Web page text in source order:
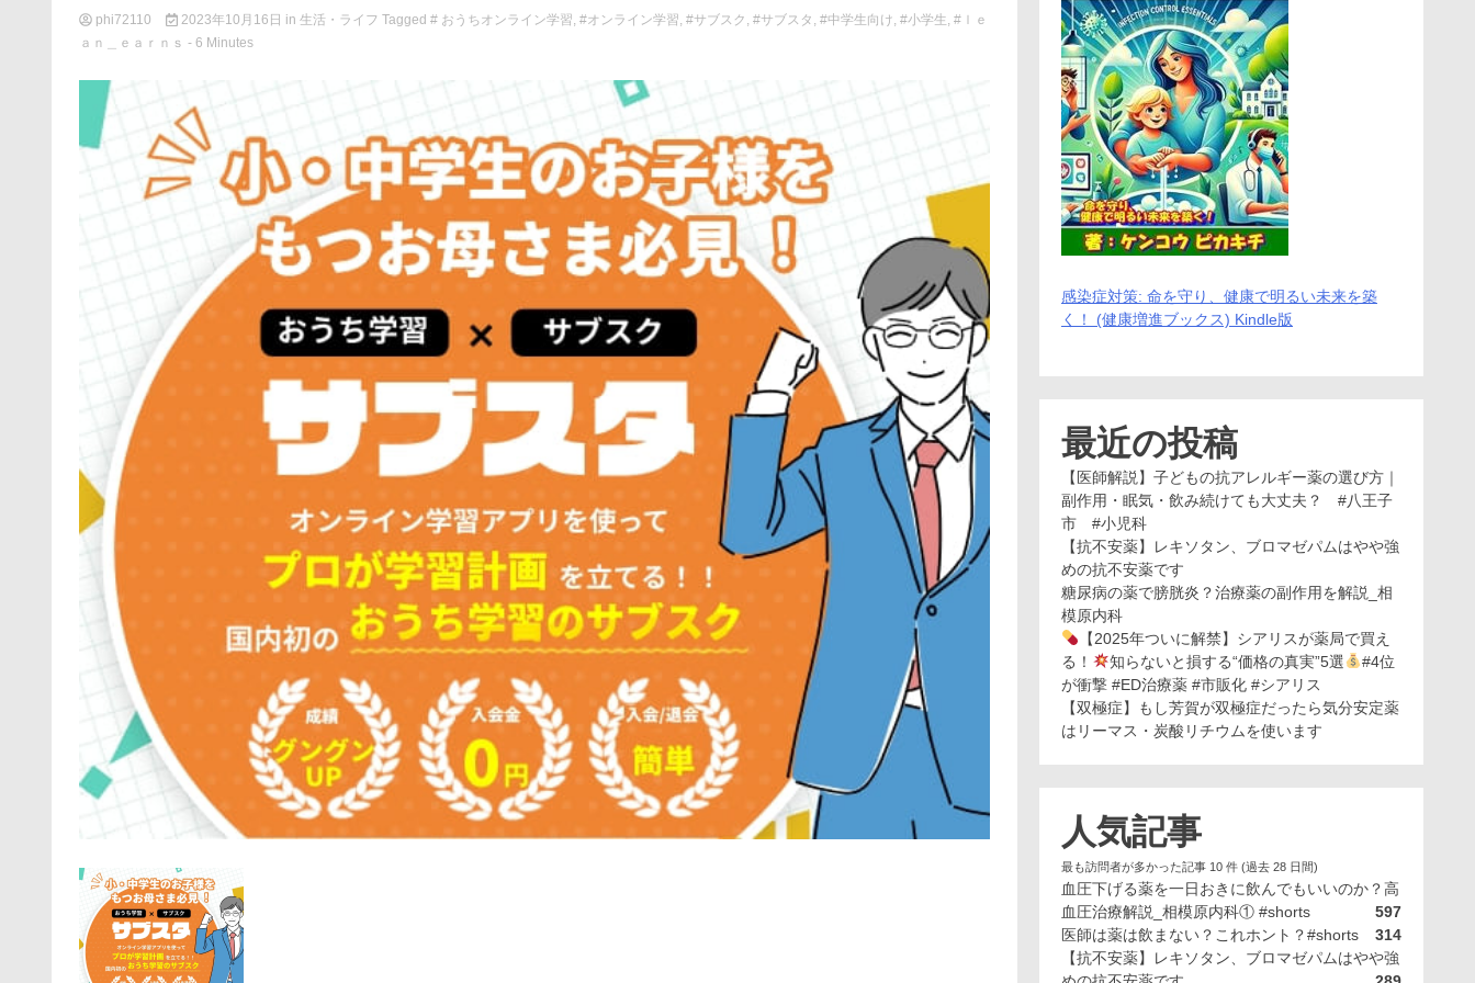
phi72110 2023年10月16日 in 生活・ライフ Tagged # おうちオンライン学習, #オンライン学習, #サブスク , #サブスタ , #中学生向け, #小学生, #ｌｅ
ａｎ＿ｅａｒｎｓ - 6 Minutes
感染症対策: 命を守り、健康で明るい未来を築
く！ (健康増進ブックス) Kindle版
最近の投稿
【医師解説】子どもの抗アレルギー薬の選び方｜
副作用・眠気・飲み続けても大丈夫？ #八王子
市 #小児科
【抗不安薬】レキソタン、ブロマゼパムはやや強
めの抗不安薬です
糖尿病の薬で膀胱炎？治療薬の副作用を解説_相
模原内科
【2025年ついに解禁】シアリスが薬局で買え
る！
知らないと損する“価格の真実”5選
#4位
が衝撃 #ED治療薬 #市販化 #シアリス
【双極症】もし芳賀が双極症だったら気分安定薬
はリーマス・炭酸リチウムを使います
人気記事
最も訪問者が多かった記事 10 件 (過去 28 日間)
血圧下げる薬を一日おきに飲んでもいいのか？高
血圧治療解説_相模原内科① #shorts
597
医師は薬は飲まない？これホント？#shorts
314
【抗不安薬】レキソタン、ブロマゼパムはやや強